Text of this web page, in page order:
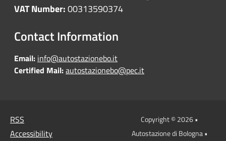
VAT Number:00313590374
Contact Information
Email: info@autostazionebo.it
Certified Mail:autostazionebo@pec.it
RSS
Accessibility
Copyright © 2026 •
Autostazione di Bologna •